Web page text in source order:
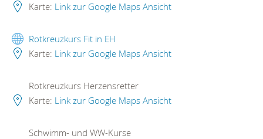
Karte: Link zur Google Maps Ansicht
Rotkreuzkurs Fit in EH
Karte: Link zur Google Maps Ansicht
Rotkreuzkurs Herzensretter
Karte: Link zur Google Maps Ansicht
Schwimm- und WW-Kurse